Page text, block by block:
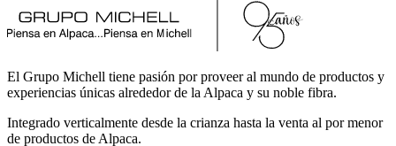
El Grupo Michell tiene pasión por proveer al mundo de productos y
experiencias únicas alrededor de la Alpaca y su noble fibra.
Integrado verticalmente desde la crianza hasta la venta al por menor
de productos de Alpaca.